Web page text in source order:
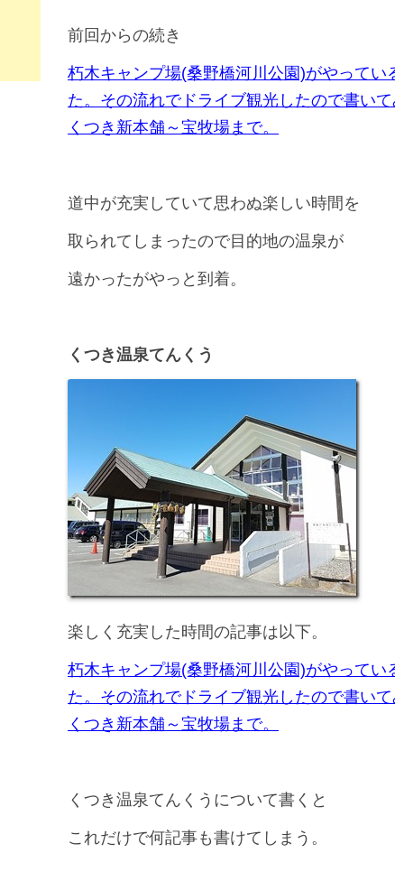
前回からの続き
朽木キャンプ場(桑野橋河川公園)がやってい
た。その流れでドライブ観光したので書い
くつき新本舗～宝牧場まで。
道中が充実していて思わぬ楽しい時間を
取られてしまったので目的地の温泉が
遠かったがやっと到着。
くつき温泉てんくう
楽しく充実した時間の記事は以下。
朽木キャンプ場(桑野橋河川公園)がやってい
た。その流れでドライブ観光したので書い
くつき新本舗～宝牧場まで。
くつき温泉てんくうについて書くと
これだけで何記事も書けてしまう。